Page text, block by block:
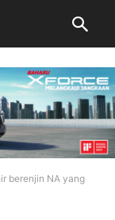
berenjin NA yang